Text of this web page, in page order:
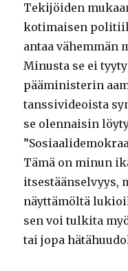
Tekijöiden
kotimaisen
antaa vähemmän
Minusta se ei
pääministerin
tanssivideoista
se olennaisin
Tämä on minun
itsestäänselvyys,
näyttämöltä
sen voi tulkita
tai jopa